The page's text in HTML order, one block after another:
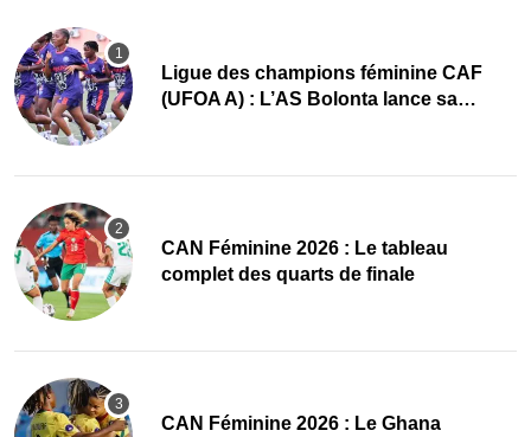
Ligue des champions féminine CAF
(UFOA A) : L’AS Bolonta lance sa
CAN Féminine 2026 : Le tableau
complet des quarts de finale
CAN Féminine 2026 : Le Ghana